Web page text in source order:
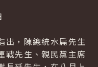
，陳總統水扁先生
戰先生、親民黨主席